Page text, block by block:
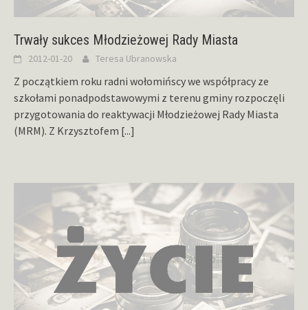
Trwały sukces Młodzieżowej Rady Miasta
2012-01-20 Teresa Ubranowska
Z początkiem roku radni wołomińscy we współpracy ze
szkołami ponadpodstawowymi z terenu gminy rozpoczęli
przygotowania do reaktywacji Młodzieżowej Rady Miasta
(MRM). Z Krzysztofem [...]